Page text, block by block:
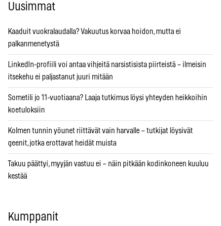
Uusimmat
Kaaduit vuokralaudalla? Vakuutus korvaa hoidon, mutta ei
palkanmenetystä
LinkedIn-profiili voi antaa vihjeitä narsistisista piirteistä – ilmeisin
itsekehu ei paljastanut juuri mitään
Sometili jo 11-vuotiaana? Laaja tutkimus löysi yhteyden heikkoihin
koetuloksiin
Kolmen tunnin yöunet riittävät vain harvalle – tutkijat löysivät
geenit, jotka erottavat heidät muista
Takuu päättyi, myyjän vastuu ei – näin pitkään kodinkoneen kuuluu
kestää
Kumppanit